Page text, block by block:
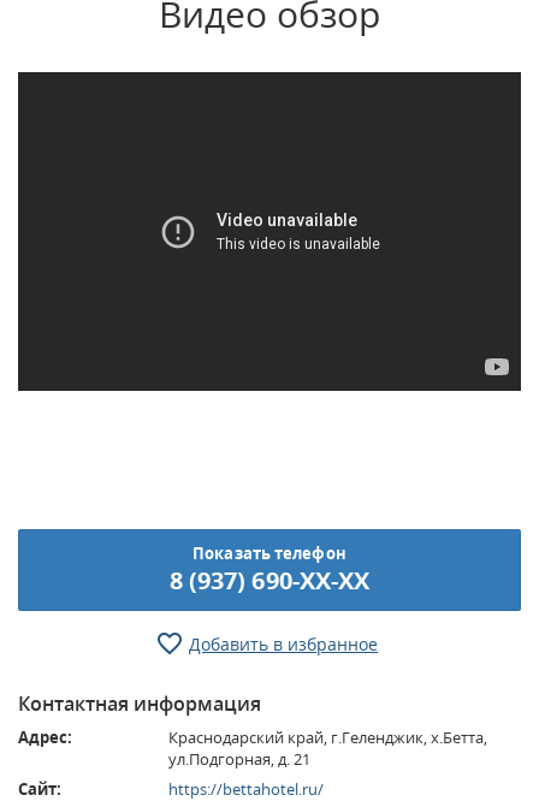
Видео обзор
Показать телефон
8 (937) 690-XX-XX
Добавить в избранное
Контактная информация
Адрес:
Краснодарский край, г.Геленджик, х.Бетта,
ул.Подгорная, д. 21
Сайт:
https://bettahotel.ru/